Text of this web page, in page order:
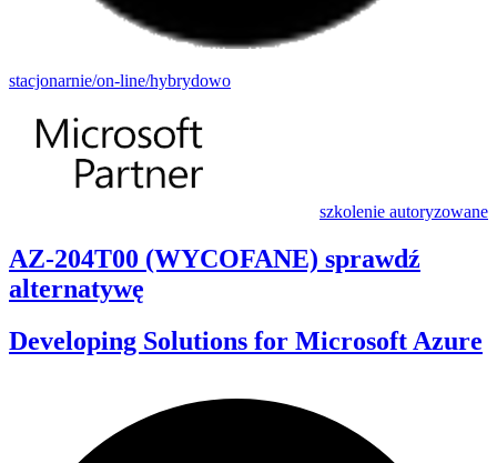
stacjonarnie/on-line/hybrydowo
szkolenie autoryzowane
AZ-204T00 (WYCOFANE) sprawdź
alternatywę
Developing Solutions for Microsoft Azure